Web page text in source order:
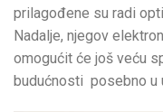
prilagođene su radi
Nadalje, njegov
omogućit će još veću
budućnosti posebno u